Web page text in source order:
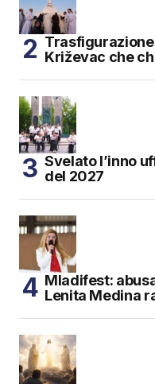
Križevac che
Svelato l’inno
del 2027
Mladifest:
Lenita Medina